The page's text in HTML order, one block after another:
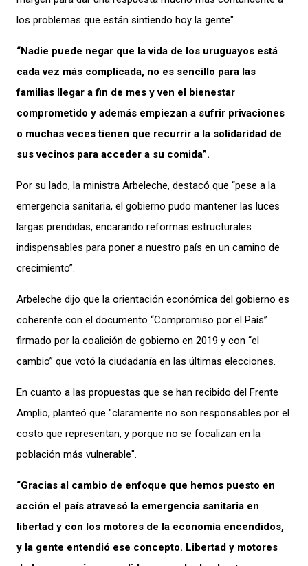
los problemas que están sintiendo hoy la gente".
“Nadie puede negar que la vida de los uruguayos está
cada vez más complicada, no es sencillo para las
familias llegar a fin de mes y ven el bienestar
comprometido y además empiezan a sufrir privaciones
o muchas veces tienen que recurrir a la solidaridad de
sus vecinos para acceder a su comida”.
Por su lado, la ministra Arbeleche, destacó que “pese a la
emergencia sanitaria, el gobierno pudo mantener las luces
largas prendidas, encarando reformas estructurales
indispensables para poner a nuestro país en un camino de
crecimiento”.
Arbeleche dijo que la orientación económica del gobierno es
coherente con el documento “Compromiso por el País”
firmado por la coalición de gobierno en 2019 y con “el
cambio” que votó la ciudadanía en las últimas elecciones.
En cuanto a las propuestas que se han recibido del Frente
Amplio, planteó que "claramente no son responsables por el
costo que representan, y porque no se focalizan en la
población más vulnerable".
“Gracias al cambio de enfoque que hemos puesto en
acción el país atravesó la emergencia sanitaria en
libertad y con los motores de la economía encendidos,
y la gente entendió ese concepto. Libertad y motores